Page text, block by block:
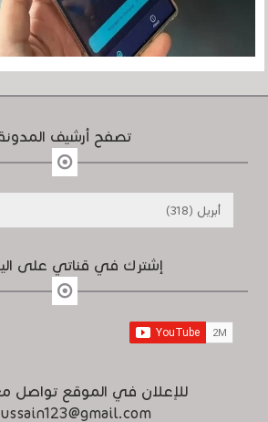
تصفح أرشيف
إشترك في قناتي على
للإعلان في الموقع تواصل